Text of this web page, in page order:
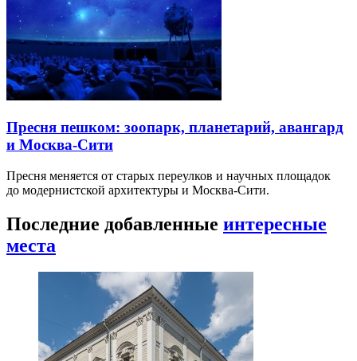
Пресня пешком: зоопарк, планетарий, авангард
и Москва-Сити
Пресня меняется от старых переулков и научных площадок
до модернистской архитектуры и Москва-Сити.
Последние добавленные интересные
места